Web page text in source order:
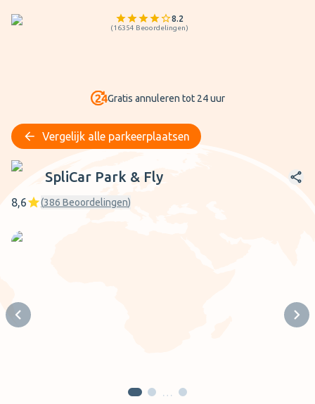
8.2
(16354 Beoordelingen)
Gratis annuleren tot 24 uur
Vergelijk alle parkeerplaatsen
SpliCar Park & Fly
SpliCar Park & Fly
8,6 (386 Beoordelingen)
Previous slide
…